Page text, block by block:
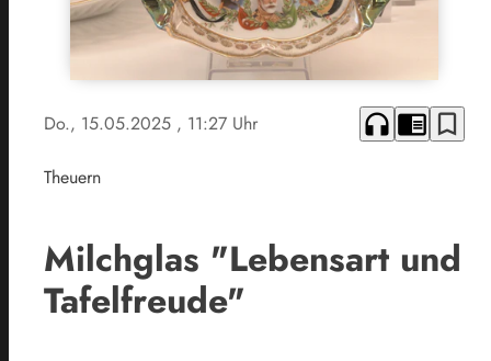
Do., 15.05.2025 , 11:27 Uhr headphones chrome_reader_mode bookmark_border
Theuern
Milchglas "Lebensart und
Tafelfreude"